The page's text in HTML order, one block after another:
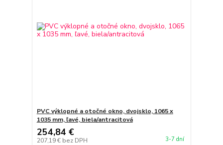
PVC výklopné a otočné okno, dvojsklo, 1065 x
1035 mm, ľavé, biela/antracitová
254,84 €
207,19 € bez DPH 3-7 dní